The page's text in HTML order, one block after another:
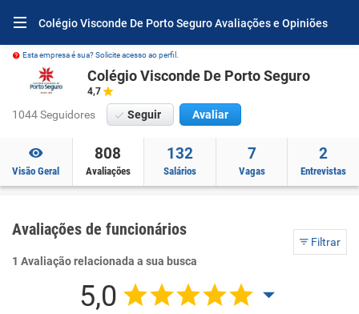
Colégio Visconde De Porto Seguro Avaliações e Opiniões
Esta empresa é sua? Solicite acesso ao perfil.
Colégio Visconde De Porto Seguro
4,7
1044 Seguidores Seguir Avaliar
Visão Geral
808
Avaliações
132
Salários
7
Vagas
2
Entrevistas
Avaliações de funcionários
Filtrar
1 Avaliação relacionada a sua busca
5,0